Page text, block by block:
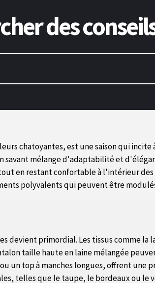
chatoyantes, est une saison qui
mélange d'adaptabilité et
en restant confortable à l'intérieur des
polyvalents qui peuvent être
devient primordial. Les tissus comme la
taille haute en laine mélangée
un top à manches longues, offrent
telles que le taupe, le bordeaux ou
des